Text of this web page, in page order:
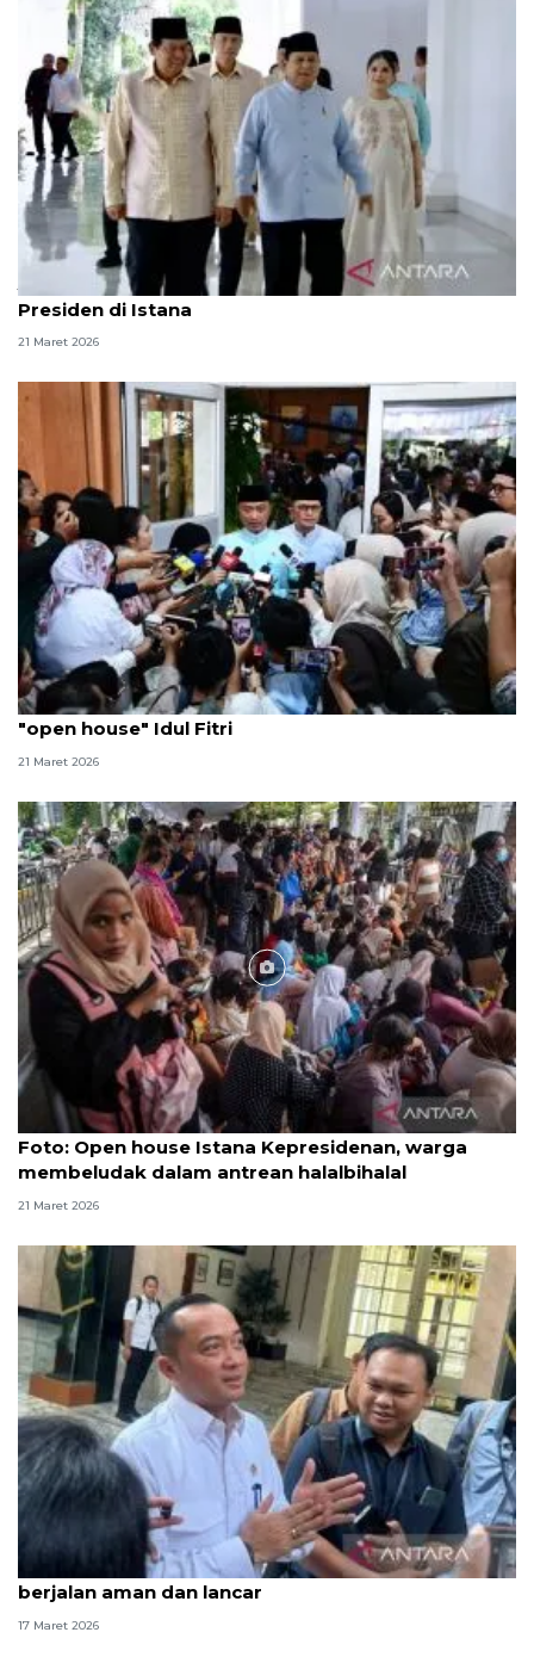
Jajaran menteri dan pejabat halalbihalal dengan
Presiden di Istana
21 Maret 2026
Presiden Prabowo prioritaskan masyarakat untuk
"open house" Idul Fitri
21 Maret 2026
Foto
Foto: Open house Istana Kepresidenan, warga
membeludak dalam antrean halalbihalal
21 Maret 2026
Istana: Pemerintah kerja keras pastikan mudik
berjalan aman dan lancar
17 Maret 2026